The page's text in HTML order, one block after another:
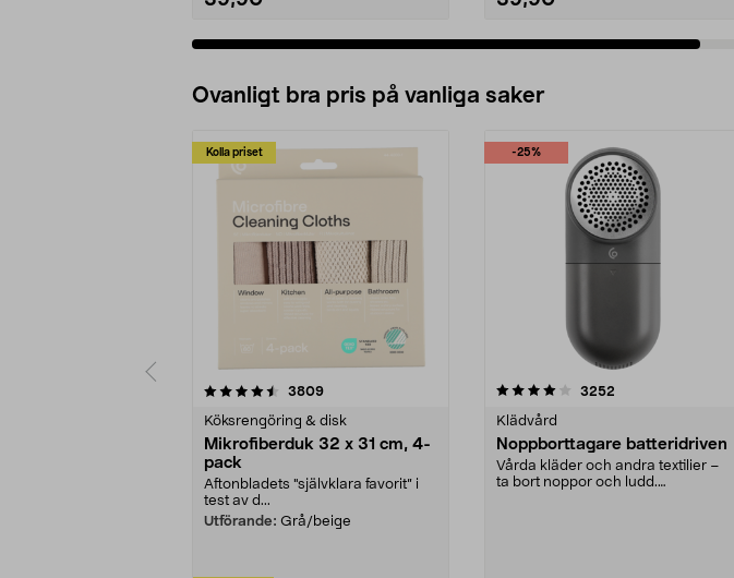
Ovanligt bra pris på vanliga saker
Kolla priset
3809recensioner
Köksrengöring & disk
Mikrofiberduk 32 x 31 cm, 4-
pack
Aftonbladets "självklara favorit” i
test av d...
Utförande: Grå/beige
-25%
4.0av 5 stjärnor 3252
Klädvård
Noppborttagare batteridriven
Vårda kläder och andra textilier –
ta bort noppor och ludd.
4.5av 5 stjärnor